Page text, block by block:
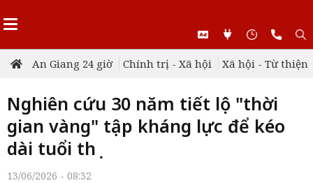
An Giang 24 giờ Chính trị - Xã hội Xã hội - Từ thiện
Nghiên cứu 30 năm tiết lộ "thời
gian vàng" tập kháng lực để kéo
dài tuổi thọ
13/06/2026 - 08:32